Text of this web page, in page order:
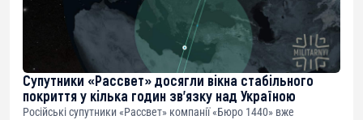
Супутники «Рассвет» досягли вікна стабільного
покриття у кілька годин зв’язку над Україною
Російські супутники «Рассвет» компанії «Бюро 1440» вже